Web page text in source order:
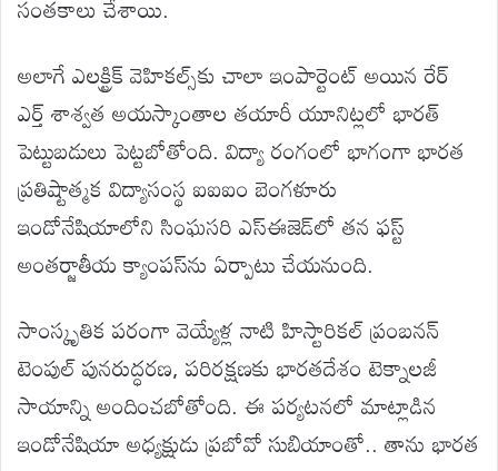
అలాగే ఎలక్ట్రిక్ వెహికల్స్‌కు చాలా ఇంపార్టెంట్ అయిన రేర్
ఎర్త్ శాశ్వత అయస్కాంతాల తయారీ యూనిట్లలో భారత్
పెట్టుబడులు పెట్టబోతోంది. విద్యా రంగంలో భాగంగా భారత
ప్రతిష్టాత్మక విద్యాసంస్థ ఐఐఐం బెంగళూరు
ఇండోనేషియాలోని సింఘసరి ఎస్‌ఈజెడ్‌లో తన ఫస్ట్
అంతర్జాతీయ క్యాంపస్‌ను ఏర్పాటు చేయనుంది.
సాంస్కృతిక పరంగా వెయ్యేళ్ల నాటి హిస్టారికల్ ప్రంబనన్
టెంపుల్‌ పునరుద్ధరణ, పరిరక్షణకు భారతదేశం టెక్నాలజీ
సాయాన్ని అందించబోతోంది. ఈ పర్యటనలో మాట్లాడిన
ఇండోనేషియా అధ్యక్షుడు ప్రబోవో సుబియాంతో.. తాను భారత